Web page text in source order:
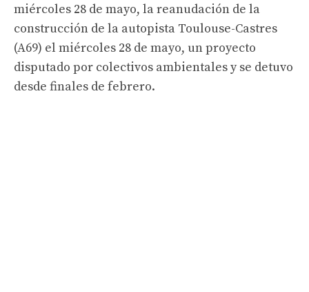
miércoles 28 de mayo, la reanudación de la
construcción de la autopista Toulouse-Castres
(A69) el miércoles 28 de mayo, un proyecto
disputado por colectivos ambientales y se detuvo
desde finales de febrero.